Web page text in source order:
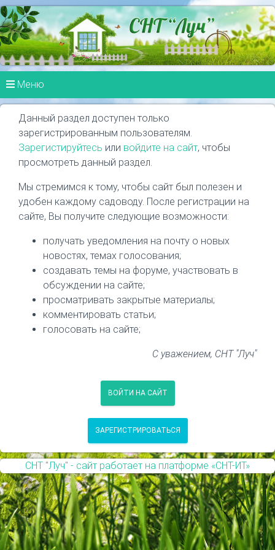
Меню
Данный раздел доступен только
зарегистрированным пользователям.
Зарегистируйтесь или войдите на сайт, чтобы
просмотреть данный раздел.
Мы стремимся к тому, чтобы сайт был полезен и
удобен каждому садоводу. После регистрации на
сайте, Вы получите следующие возможности:
получать уведомления на почту о новых
новостях, темах голосования;
создавать темы на форуме, участвовать в
обсуждении на сайте;
просматривать закрытые материалы;
комментировать статьи;
голосовать на сайте;
С уважением, СНТ "Луч"
ВОЙТИ НА САЙТ
ЗАРЕГИСТРИРОВАТЬСЯ
СНТ "Луч" - сайт работает на платформе «СНТ-ИТ»